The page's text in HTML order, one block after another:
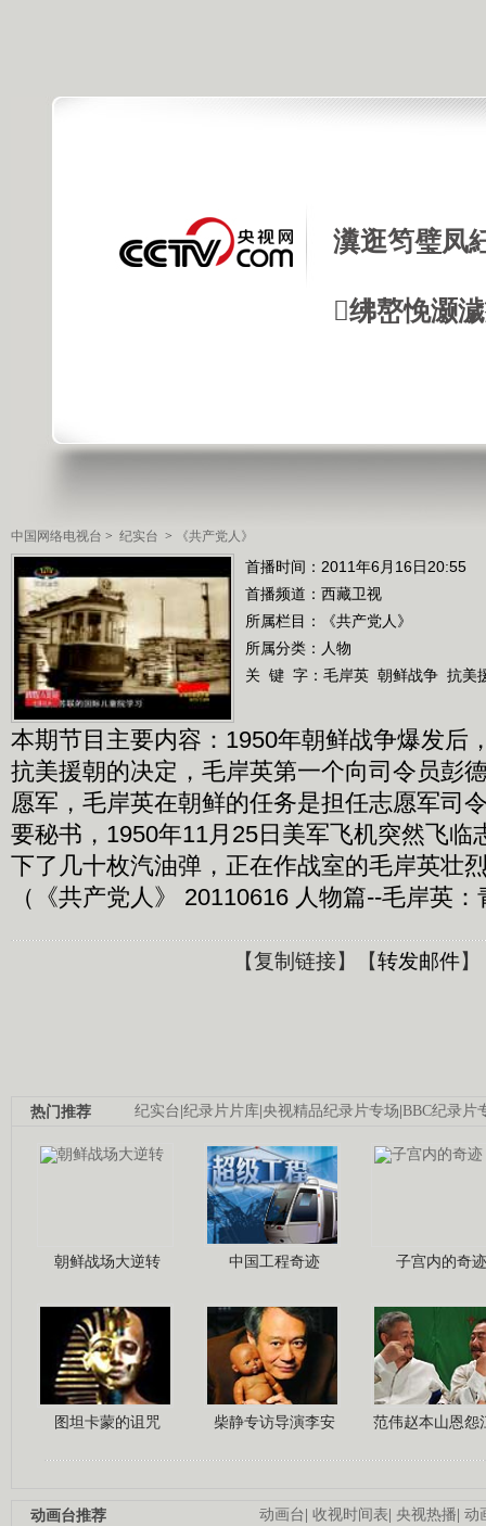
瀵逛笉璧凤
绋嶅悗灏
中国网络电视台 > 纪实台 > 《共产党人》
首播时间：2011年6月16日20:55
首播频道： 西藏卫视
所属栏目：
《共产党人》
所属分类：人物
关 键 字： 毛岸英 朝鲜战争 抗美
本期节目主要内容：1950年朝鲜战争爆发后
抗美援朝的决定，毛岸英第一个向司令员彭
愿军，毛岸英在朝鲜的任务是担任志愿军司
要秘书，1950年11月25日美军飞机突然飞临
下了几十枚汽油弹，正在作战室的毛岸英壮
（《共产党人》 20110616 人物篇--毛岸英
【复制链接】【转发邮件】
纪实台|纪录片片库|央视精品纪录片专场|BBC纪录片
热门推荐
朝鲜战场大逆转 中国工程奇迹 子宫内的奇迹
图坦卡蒙的诅咒 柴静专访导演李安 范伟赵本山恩怨
动画台| 收视时间表| 央视热播| 动
动画台推荐